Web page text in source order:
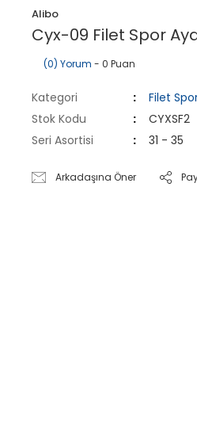
Alibo
Cyx-09 Filet Spor
(0) Yorum - 0 Puan
Kategori
Filet
Stok Kodu
CYXSF2
Seri Asortisi
31 - 35
Arkadaşına Öner